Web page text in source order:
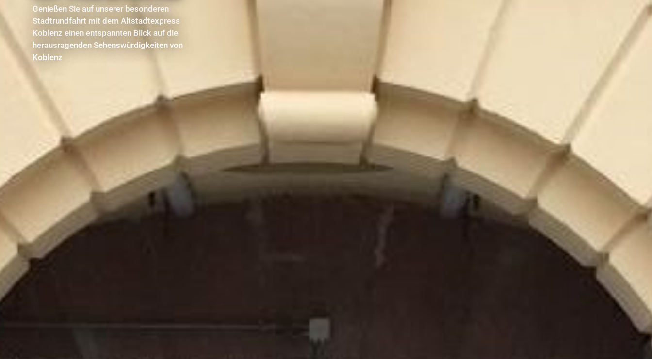
Genießen Sie auf unserer besonderen
Stadtrundfahrt mit dem Altstadtexpress
Koblenz einen entspannten Blick auf die
herausragenden Sehenswürdigkeiten von
Koblenz